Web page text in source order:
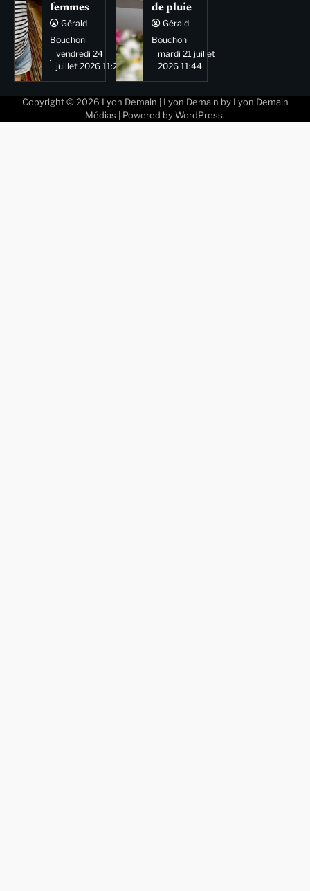
femmes
Gérald
Bouchon
vendredi 24
juillet 2026 11:29
de pluie
Gérald
Bouchon
mardi 21 juillet
2026 11:44
Copyright © 2026 Lyon Demain | Lyon Demain by Lyon Demain
Médias | Powered by WordPress.